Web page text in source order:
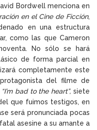
Bordwell menciona en
en el Cine de Ficción,
en una estructura
como las que Cameron
No sólo se hará
de forma parcial en
completamente este
del filme de
“I’m bad to the heart”,siete
que fuimos testigos, en
será pronunciada pocas
asesine a su amante a